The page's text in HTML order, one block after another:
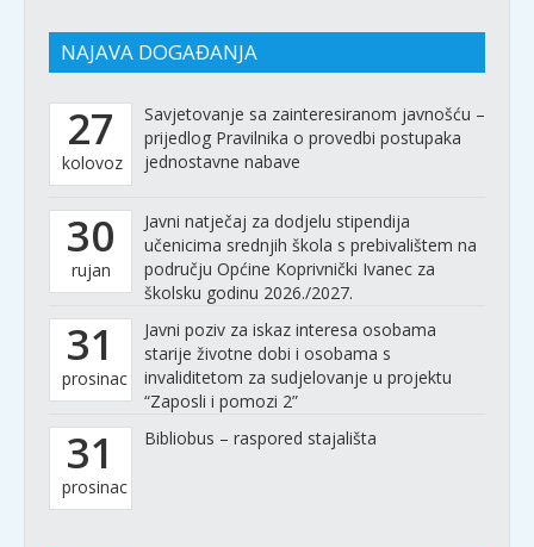
NAJAVA DOGAĐANJA
27
kolovoz
Savjetovanje sa zainteresiranom javnošću –
prijedlog Pravilnika o provedbi postupaka
jednostavne nabave
30
rujan
Javni natječaj za dodjelu stipendija
učenicima srednjih škola s prebivalištem na
području Općine Koprivnički Ivanec za
školsku godinu 2026./2027.
31
prosinac
Javni poziv za iskaz interesa osobama
starije životne dobi i osobama s
invaliditetom za sudjelovanje u projektu
“Zaposli i pomozi 2”
31
prosinac
Bibliobus – raspored stajališta